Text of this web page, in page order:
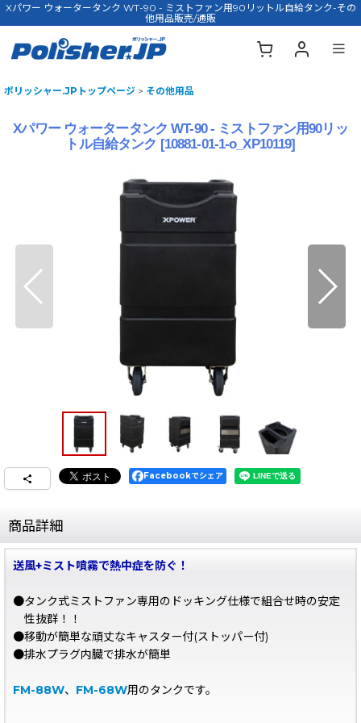
Xパワー ウォータータンク WT-90 - ミストファン用90リットル自給タンク-その
他用品販売/通販
ポリッシャー.JPトップページ > その他用品
Xパワー ウォータータンク WT-90 - ミストファン用90リッ
トル自給タンク [10881-01-1-o_XP10119]
Facebookでシェア
商品詳細
送風+ミスト噴霧で熱中症を防ぐ！
●タンク式ミストファン専用のドッキング仕様で組合せ時の安定
性抜群！！
●移動が簡単な頑丈なキャスター付(ストッパー付)
●排水プラグ内臓で排水が簡単
FM-88W、 FM-68W用のタンクです。